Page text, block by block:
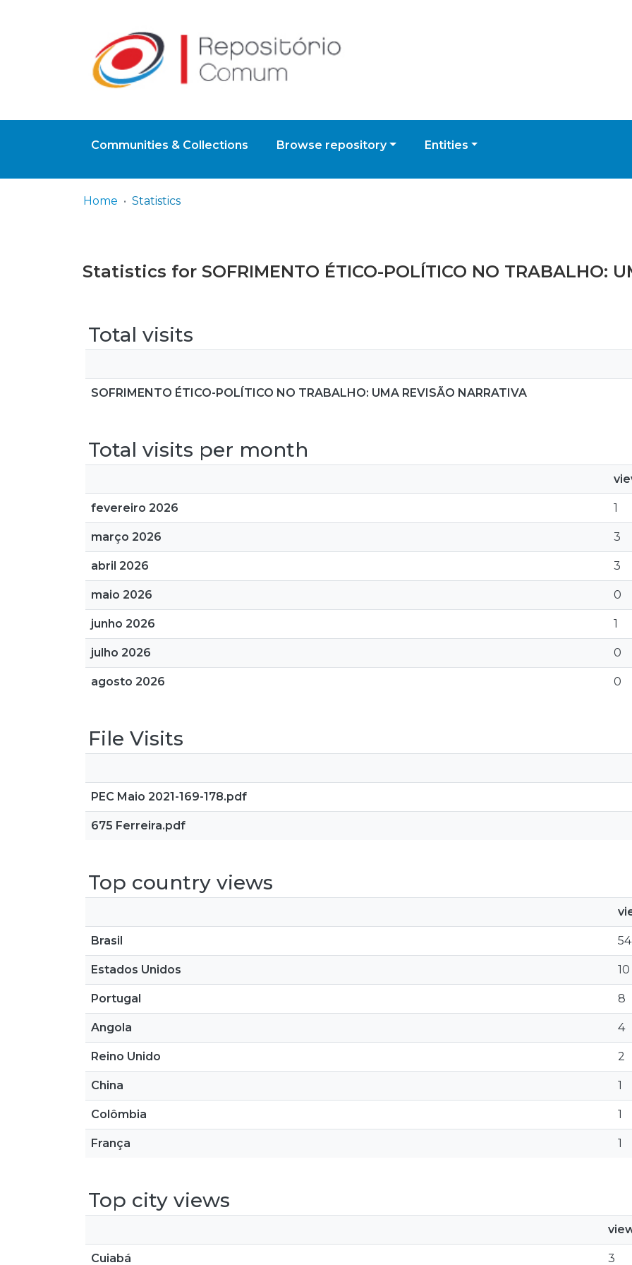
Communities & Collections Browse repository Entities
Home Statistics
Statistics for SOFRIMENTO ÉTICO-POLÍTICO NO TRABALHO:
Total visits
SOFRIMENTO ÉTICO-POLÍTICO NO TRABALHO: UMA REVISÃO NARRATIVA
Total visits per month
fevereiro 2026 1
março 2026 3
abril 2026 3
maio 2026 0
junho 2026 1
julho 2026 0
agosto 2026 0
File Visits
PEC Maio 2021-169-178.pdf
675 Ferreira.pdf
Top country views
Brasil 54
Estados Unidos 10
Portugal 8
Angola 4
Reino Unido 2
China 1
Colômbia 1
França 1
Top city views
Cuiabá 3